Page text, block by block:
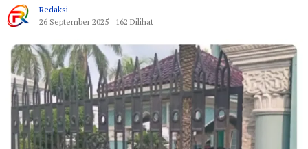
Redaksi
26 September 2025
162 Dilihat